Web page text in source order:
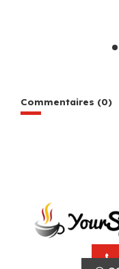
Commentaires (0)